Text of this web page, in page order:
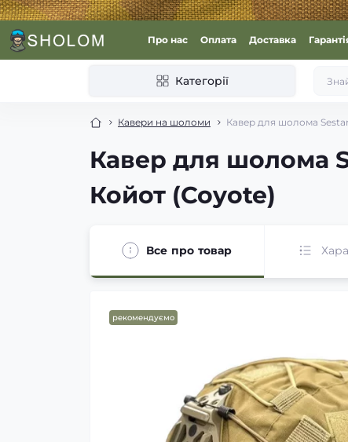
Про нас Оплата Доставка
Категорії
Кавери на шоломи Кавер для шолома
Кавер для шолома
Койот (Coyote)
Все про товар
рекомендуємо